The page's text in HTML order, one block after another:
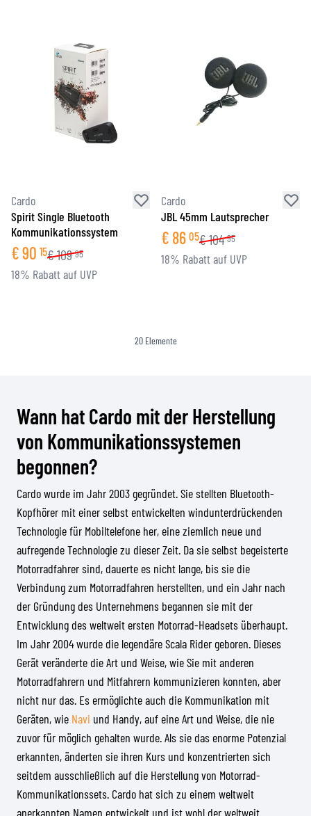
Cardo
Spirit Single Bluetooth
Kommunikationssystem
€90 15€109 95
18% Rabatt auf UVP
Cardo
JBL 45mm Lautsprecher
€ 86 05€104 95
18% Rabatt auf UVP
20Elemente
Wann hat Cardo mit der Herstellung
von Kommunikationssystemen
begonnen?
Cardo wurde im Jahr 2003 gegründet. Sie stellten Bluetooth-
Kopfhörer mit einer selbst entwickelten windunterdrückenden
Technologie für Mobiltelefone her, eine ziemlich neue und
aufregende Technologie zu dieser Zeit. Da sie selbst begeisterte
Motorradfahrer sind, dauerte es nicht lange, bis sie die
Verbindung zum Motorradfahren herstellten, und ein Jahr nach
der Gründung des Unternehmens begannen sie mit der
Entwicklung des weltweit ersten Motorrad-Headsets überhaupt.
Im Jahr 2004 wurde die legendäre Scala Rider geboren. Dieses
Gerät veränderte die Art und Weise, wie Sie mit anderen
Motorradfahrern und Mitfahrern kommunizieren konnten, aber
nicht nur das. Es ermöglichte auch die Kommunikation mit
Geräten, wie Navi und Handy, auf eine Art und Weise, die nie
zuvor für möglich gehalten wurde. Als sie das enorme Potenzial
erkannten, änderten sie ihren Kurs und konzentrierten sich
seitdem ausschließlich auf die Herstellung von Motorrad-
Kommunikationssets. Cardo hat sich zu einem weltweit
anerkannten Namen entwickelt und ist wohl der weltweit